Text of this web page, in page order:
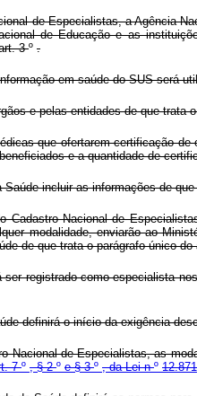
de Especialistas, a Agência
de Educação e as
3º .
em saúde do SUS será
e pelas entidades de que trata
que ofertarem certificação
e a quantidade de
Saúde incluir as informações de
Cadastro Nacional de
modalidade, enviarão ao
de que trata o parágrafo único
registrado como especialista
definirá o início da exigência
Nacional de Especialistas, as
7º , § 2º e § 3º , da Lei nº